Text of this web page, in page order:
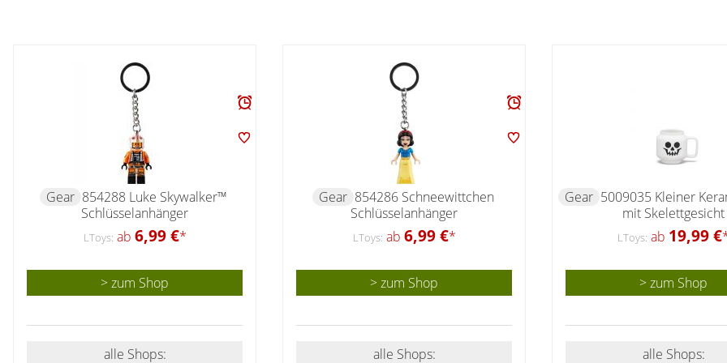
Gear 854288 Luke Skywalker™
Schlüsselanhänger
LToys: ab 6,99 €*
> zum Shop
alle Shops:
Gear 854286 Schneewittchen
Schlüsselanhänger
LToys: ab 6,99 €*
> zum Shop
alle Shops:
Gear 5009035 Kleiner
mit Skelettgesicht
LToys: ab 19,99 €
> zum Shop
alle Shops: